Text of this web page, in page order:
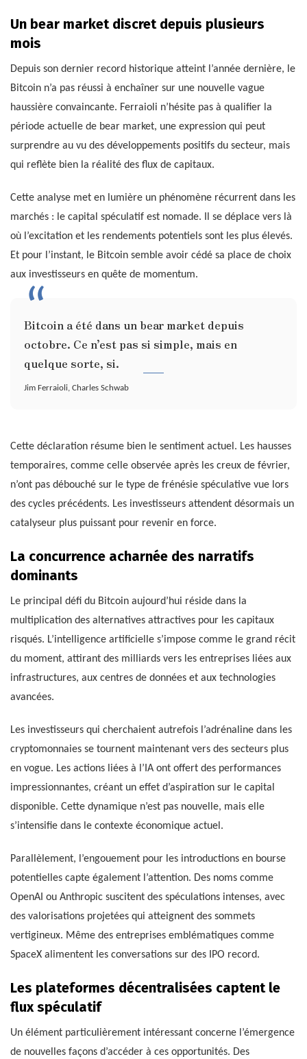
Un bear market discret depuis plusieurs
mois
Depuis son dernier record historique atteint l’année dernière, le
Bitcoin n’a pas réussi à enchaîner sur une nouvelle vague
haussière convaincante. Ferraioli n’hésite pas à qualifier la
période actuelle de bear market, une expression qui peut
surprendre au vu des développements positifs du secteur, mais
qui reflète bien la réalité des flux de capitaux.
Cette analyse met en lumière un phénomène récurrent dans les
marchés : le capital spéculatif est nomade. Il se déplace vers là
où l’excitation et les rendements potentiels sont les plus élevés.
Et pour l’instant, le Bitcoin semble avoir cédé sa place de choix
aux investisseurs en quête de momentum.
Bitcoin a été dans un bear market depuis
octobre. Ce n’est pas si simple, mais en
quelque sorte, si.
Jim Ferraioli, Charles Schwab
Cette déclaration résume bien le sentiment actuel. Les hausses
temporaires, comme celle observée après les creux de février,
n’ont pas débouché sur le type de frénésie spéculative vue lors
des cycles précédents. Les investisseurs attendent désormais un
catalyseur plus puissant pour revenir en force.
La concurrence acharnée des narratifs
dominants
Le principal défi du Bitcoin aujourd’hui réside dans la
multiplication des alternatives attractives pour les capitaux
risqués. L’intelligence artificielle s’impose comme le grand récit
du moment, attirant des milliards vers les entreprises liées aux
infrastructures, aux centres de données et aux technologies
avancées.
Les investisseurs qui cherchaient autrefois l’adrénaline dans les
cryptomonnaies se tournent maintenant vers des secteurs plus
en vogue. Les actions liées à l’IA ont offert des performances
impressionnantes, créant un effet d’aspiration sur le capital
disponible. Cette dynamique n’est pas nouvelle, mais elle
s’intensifie dans le contexte économique actuel.
Parallèlement, l’engouement pour les introductions en bourse
potentielles capte également l’attention. Des noms comme
OpenAI ou Anthropic suscitent des spéculations intenses, avec
des valorisations projetées qui atteignent des sommets
vertigineux. Même des entreprises emblématiques comme
SpaceX alimentent les conversations sur des IPO record.
Les plateformes décentralisées captent le
flux spéculatif
Un élément particulièrement intéressant concerne l’émergence
de nouvelles façons d’accéder à ces opportunités. Des